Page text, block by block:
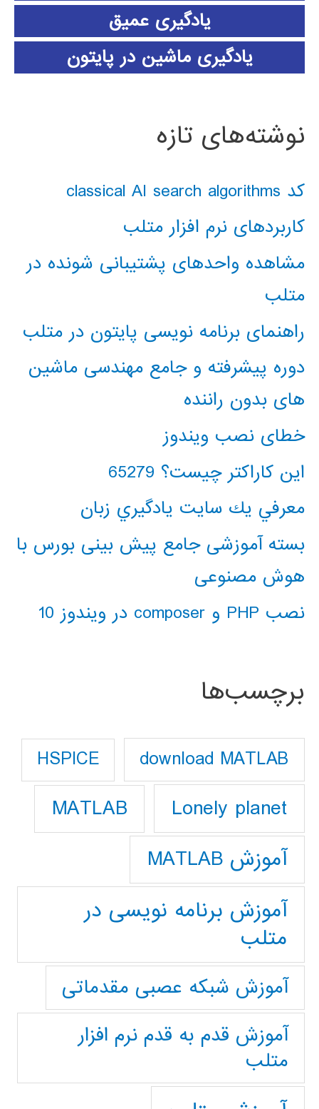
یادگیری عمیق
یادگیری ماشین در پایتون
نوشته‌های تازه
کد classical AI search algorithms
کاربردهای نرم افزار متلب
مشاهده واحدهای پشتیبانی شونده در
متلب
راهنمای برنامه نویسی پایتون در متلب
دوره پیشرفته و جامع مهندسی ماشین
های بدون راننده
خطای نصب ویندوز
این کاراکتر چیست؟ 65279
معرفي يك سايت يادگيري زبان
بسته آموزشی جامع پیش بینی بورس با
هوش مصنوعی
نصب PHP و composer در ویندوز 10
برچسب‌ها
download MATLAB
HSPICE
Lonely planet
MATLAB
آموزش MATLAB
آموزش برنامه نویسی در
متلب
آموزش شبکه عصبی مقدماتی
آموزش قدم به قدم نرم افزار
متلب